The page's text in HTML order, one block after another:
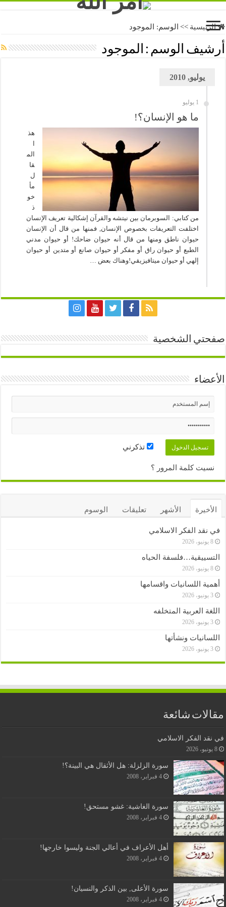
الرئيسية >> الوسم: الموجود
أرشيف الوسم : الموجود
يوليو, 2010
1 يوليو
ما هو الإنسان؟!
هذ
الم
قا
ل
مأ
خو
ذ
من كتابي: السوبرمان بين نيتشه والقرآن إشكالية تعريف الإنسان
اختلفت التعريفات بخصوص الإنسان, فمنها من قال أن الإنسان
حيوان ناطق ومنها من قال أنه حيوان ضاحك! أو حيوان مدني
الطبع أو حيوان راق أو مفكر أو حيوان صانع أو متدين أو حيوان
إلهي أو حيوان ميتافيزيقي!وهناك بعض …
صفحتي الشخصية
الأعضاء
تذكرني
نسيت كلمة المرور ؟
الأخيرة الأشهر تعليقات الوسوم
في نقد الفكر الاسلامي
8 يونيو، 2026
التسييقية…فلسفة الحياه
8 يونيو، 2026
أهمية اللسانيات واقسامها
3 يونيو، 2026
اللغة العربية المتخلفه
3 يونيو، 2026
اللسانيات ونشأتها
3 يونيو، 2026
مقالات شائعة
في نقد الفكر الاسلامي
8 يونيو، 2026
سورة الزلزلة: هل الأثقال هي البينة؟!
4 فبراير، 2008
سورة الغاشية: غشو مستحق!
4 فبراير، 2008
أهل الأعراف في أعالي الجنة وليسوا خارجها!
4 فبراير، 2008
سورة الأعلى, بين الذكر والنسيان!
4 فبراير، 2008